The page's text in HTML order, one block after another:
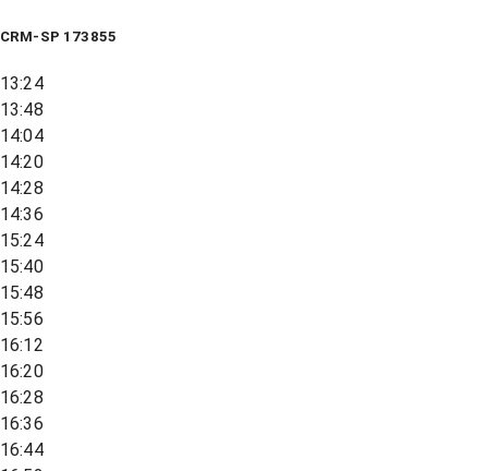
CRM-SP 173855
13:24
13:48
14:04
14:20
14:28
14:36
15:24
15:40
15:48
15:56
16:12
16:20
16:28
16:36
16:44